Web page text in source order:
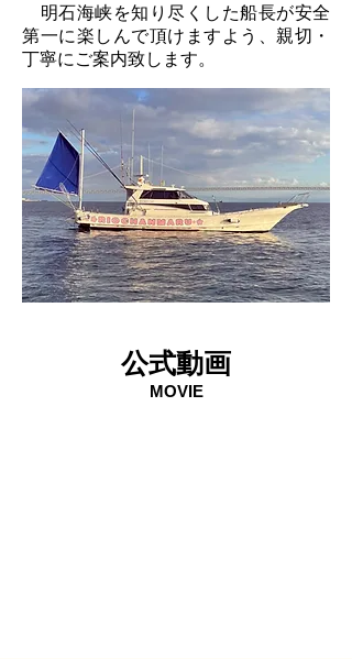
明石海峡を知り尽くした船長が安全
第一に楽しんで頂けますよう、親切・
丁寧にご案内致します。
公式動画
MOVIE